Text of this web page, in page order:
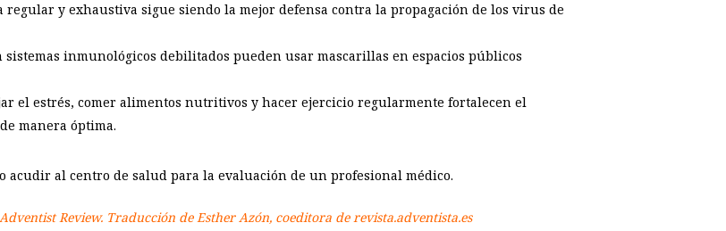
regular y exhaustiva sigue siendo la mejor defensa contra la propagación de los virus de
sistemas inmunológicos debilitados pueden usar mascarillas en espacios públicos
el estrés, comer alimentos nutritivos y hacer ejercicio regularmente fortalecen el
manera óptima.
acudir al centro de salud para la evaluación de un profesional médico.
Review. Traducción de Esther Azón, coeditora de revista.adventista.es